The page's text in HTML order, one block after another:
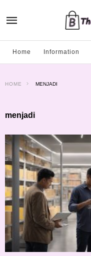
Home Information
HOME MENJADI
menjadi